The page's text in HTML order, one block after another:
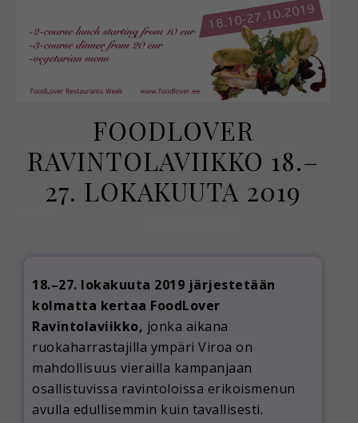
FOODLOVER
RAVINTOLAVIIKKO 18.–
27. LOKAKUUTA 2019
18.–27. lokakuuta 2019 järjestetään
kolmatta kertaa FoodLover
Ravintolaviikko, jonka aikana
ruokaharrastajilla ympäri Viroa on
mahdollisuus vierailla kampanjaan
osallistuvissa ravintoloissa erikoismenun
avulla edullisemmin kuin tavallisesti.